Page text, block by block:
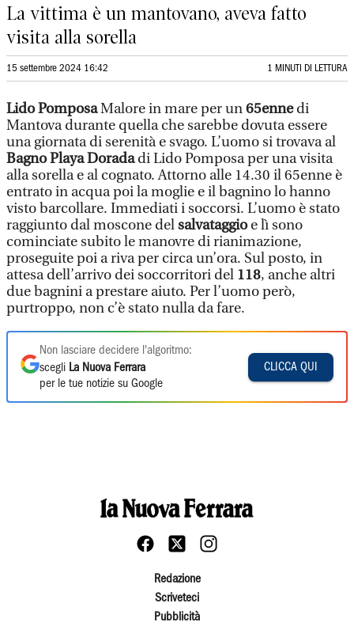
La vittima è un mantovano, aveva fatto
visita alla sorella
15 settembre 2024 16:42 1 MINUTI DI LETTURA
Lido PomposaMalore in mare per un65ennedi
Mantova durante quella che sarebbe dovuta essere
una giornata di serenità e svago. L’uomo si trovava al
Bagno Playa Doradadi Lido Pomposa per una visita
alla sorella e al cognato. Attorno alle 14.30 il 65enne è
entrato in acqua poi la moglie e il bagnino lo hanno
visto barcollare. Immediati i soccorsi. L’uomo è stato
raggiunto dal moscone delsalvataggioe lì sono
cominciate subito le manovre di rianimazione,
proseguite poi a riva per circa un’ora. Sul posto, in
attesa dell’arrivo dei soccorritori del 118, anche altri
due bagnini a prestare aiuto. Per l’uomo però,
purtroppo, non c’è stato nulla da fare.
Non lasciare decidere l'algoritmo:
scegli La Nuova Ferrara
per le tue notizie su Google
CLICCA QUI
Redazione
Scriveteci
Pubblicità